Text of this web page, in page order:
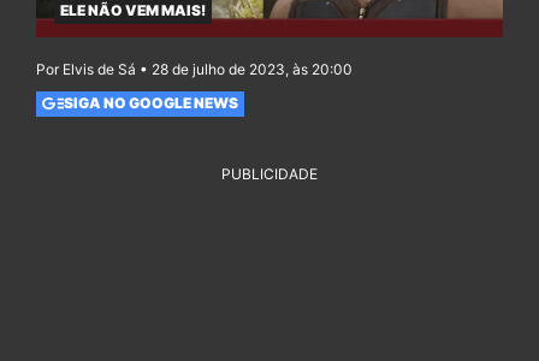
ELE NÃO VEM MAIS!
Por Elvis de Sá • 28 de julho de 2023, às 20:00
SIGA NO GOOGLE NEWS
PUBLICIDADE